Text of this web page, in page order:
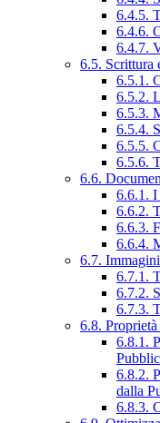
6.4.5.
6.4.6.
6.4.7.
6.5. Scrittura
6.5.1.
6.5.2.
6.5.3.
6.5.4.
6.5.5.
6.5.6.
6.6.
6.6.1. I
6.6.2.
6.6.3.
6.6.4.
6.7.
6.7.1.
6.7.2.
6.7.3.
6.8.
6.8.1.
6.8.2.
dalla
6.8.3.